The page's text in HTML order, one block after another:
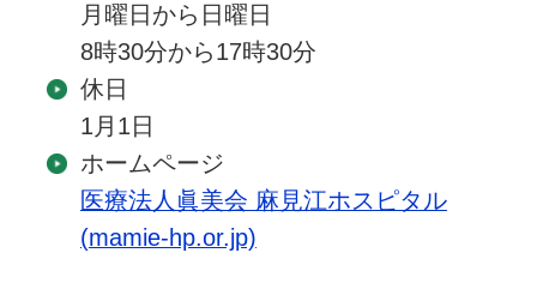
月曜日から日曜日
8時30分から17時30分
休日
1月1日
ホームページ
医療法人眞美会 麻見江ホスピタル
(mamie-hp.or.jp)